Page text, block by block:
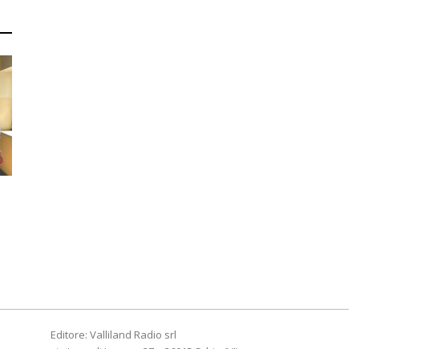
Editore: Valliland Radio srl